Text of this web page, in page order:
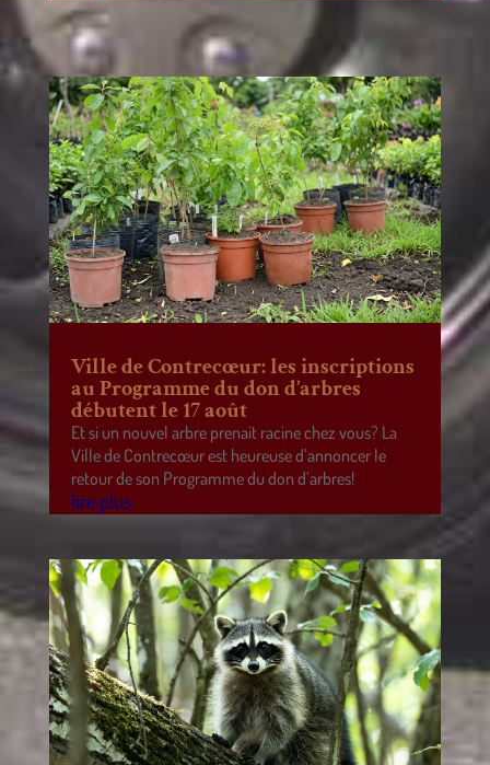
Ville de Contrecœur: les inscriptions
au Programme du don d’arbres
débutent le 17 août
Et si un nouvel arbre prenait racine chez vous? La
Ville de Contrecœur est heureuse d’annoncer le
retour de son Programme du don d’arbres!
lire plus